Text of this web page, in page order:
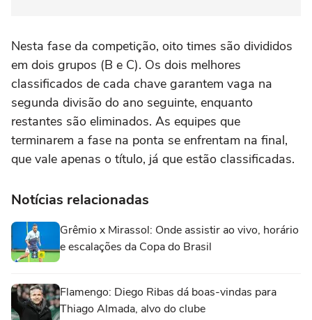
Nesta fase da competição, oito times são divididos
em dois grupos (B e C). Os dois melhores
classificados de cada chave garantem vaga na
segunda divisão do ano seguinte, enquanto
restantes são eliminados. As equipes que
terminarem a fase na ponta se enfrentam na final,
que vale apenas o título, já que estão classificadas.
Notícias relacionadas
Grêmio x Mirassol: Onde assistir ao vivo, horário
e escalações da Copa do Brasil
Flamengo: Diego Ribas dá boas-vindas para
Thiago Almada, alvo do clube